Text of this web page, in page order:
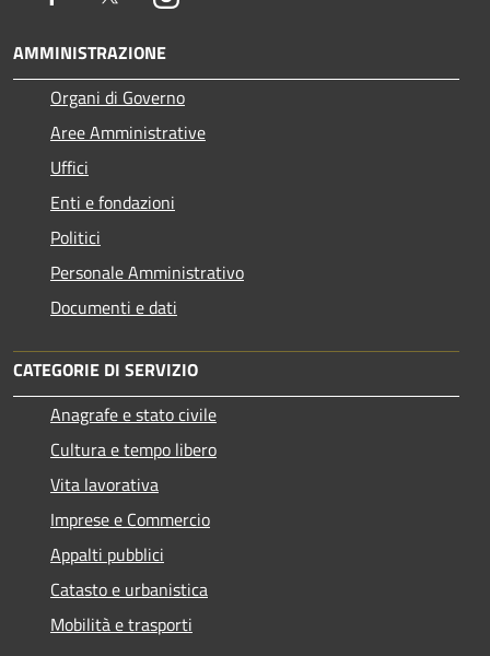
AMMINISTRAZIONE
Organi di Governo
Aree Amministrative
Uffici
Enti e fondazioni
Politici
Personale Amministrativo
Documenti e dati
CATEGORIE DI SERVIZIO
Anagrafe e stato civile
Cultura e tempo libero
Vita lavorativa
Imprese e Commercio
Appalti pubblici
Catasto e urbanistica
Mobilità e trasporti